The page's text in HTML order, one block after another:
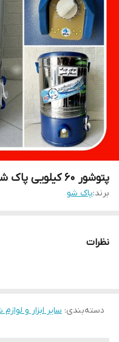
پتوشور ۶۰ کیلویی پاک شو به شو باضمانت کتبی
برند:پاک شو
نظرات
دسته‌بندی: سایر ابزار و